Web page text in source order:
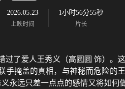
2026.05.23
上映时间
1小时56分55秒
片长
了爱人王秀义（高圆圆 饰）。
掩盖的真相，与神秘而危险的
远只差一点点的感情又将如何